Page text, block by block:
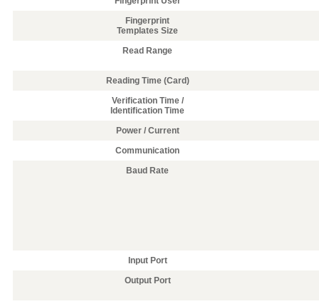
Fingerprint
Templates Size
Read Range
Reading Time (Card)
Verification Time /
Identification Time
Power / Current
Communication
Baud Rate
Input Port
Output Port